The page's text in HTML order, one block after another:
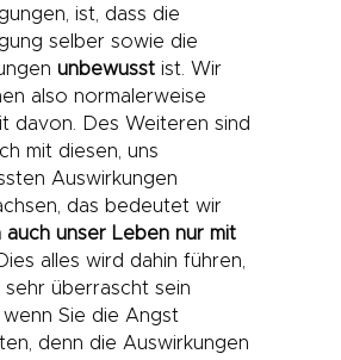
ist, dass die
selber sowie die
unbewusstist. Wir
also normalerweise
davon. Des Weiteren sind
mit diesen, uns
Auswirkungen
das bedeutet wir
auch unser Leben nur mit
alles wird dahin führen,
sehr überrascht sein
Sie die Angst
denn die Auswirkungen